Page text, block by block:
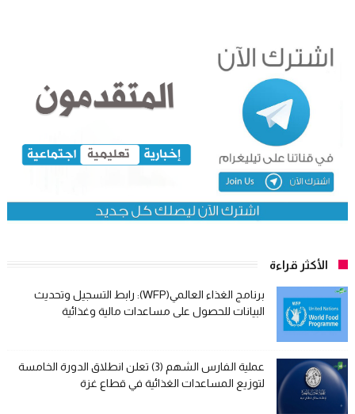
الأكثر قراءة
برنامج الغذاء العالمي(WFP): رابط التسجيل وتحديث
البيانات للحصول على مساعدات مالية وغذائية
عملية الفارس الشهم (3) تعلن انطلاق الدورة الخامسة
لتوزيع المساعدات الغذائية في قطاع غزة